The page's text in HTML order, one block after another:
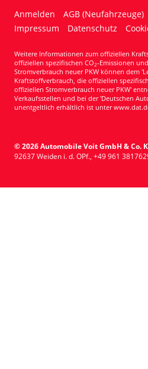
Anmelden AGB (Neufahrzeuge)
Impressum
Datenschutz
Weitere Informationen zum offiziellen
offiziellen spezifischen CO2-Emissionen
Stromverbrauch neuer PKW können dem
Kraftstoffverbrauch, die offiziellen
offiziellen Stromverbrauch neuer PKW'
Verkaufsstellen und bei der 'Deutschen
unentgeltlich erhältlich ist unter
© 2026Automobile Voit GmbH & Co.
92637Weiden i. d. OPf., +49 961